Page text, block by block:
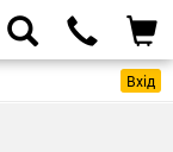
Вхід